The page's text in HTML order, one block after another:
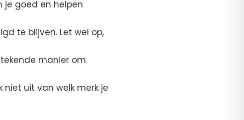
je goed en helpen
te blijven. Let wel op,
manier om
niet uit van welk merk je